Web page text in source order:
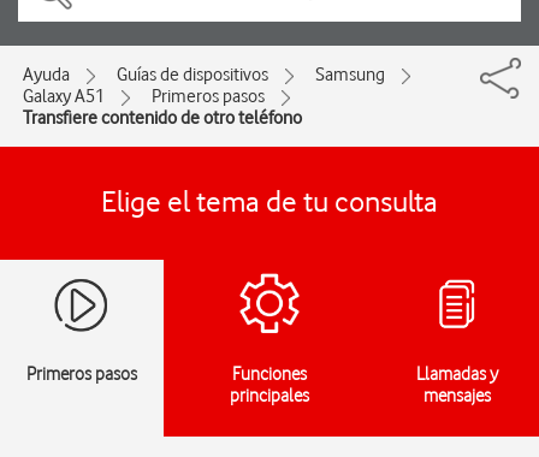
Ayuda Guías de dispositivos
Samsung
Galaxy A51
Primeros pasos
Transfiere contenido de otro teléfono
Elige el tema de tu consulta
Primeros pasos
Funciones
principales
Llamadas y
mensajes